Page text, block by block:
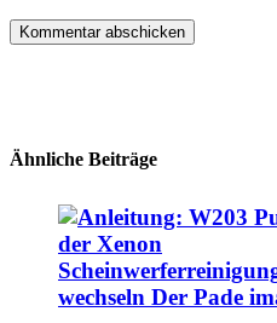
Ähnliche Beiträge